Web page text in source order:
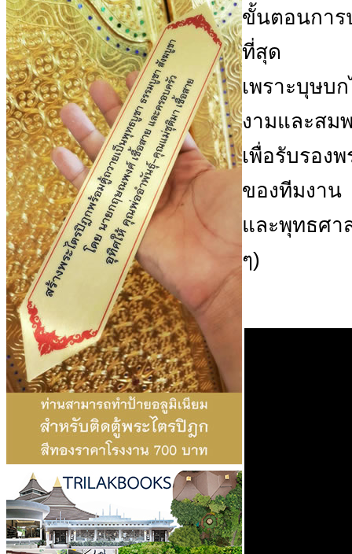
ขั้นตอนการ
ที่สุด
เพราะบุษบ
งามและสม
เพื่อรับรอง
ของทีมงาน
และพุทธศา
ๆ)